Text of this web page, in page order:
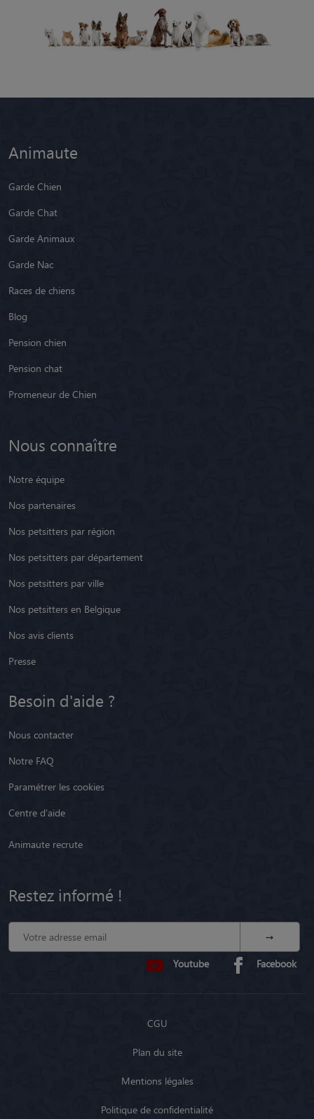
Animaute
Garde Chien
Garde Chat
Garde Animaux
Garde Nac
Races de chiens
Blog
Pension chien
Pension chat
Promeneur de Chien
Nous connaître
Notre équipe
Nos partenaires
Nos petsitters par région
Nos petsitters par département
Nos petsitters par ville
Nos petsitters en Belgique
Nos avis clients
Presse
Besoin d'aide ?
Nous contacter
Notre FAQ
Paramétrer les cookies
Centre d'aide
Animaute recrute
Restez informé !
Youtube Facebook
CGU
Plan du site
Mentions légales
Politique de confidentialité